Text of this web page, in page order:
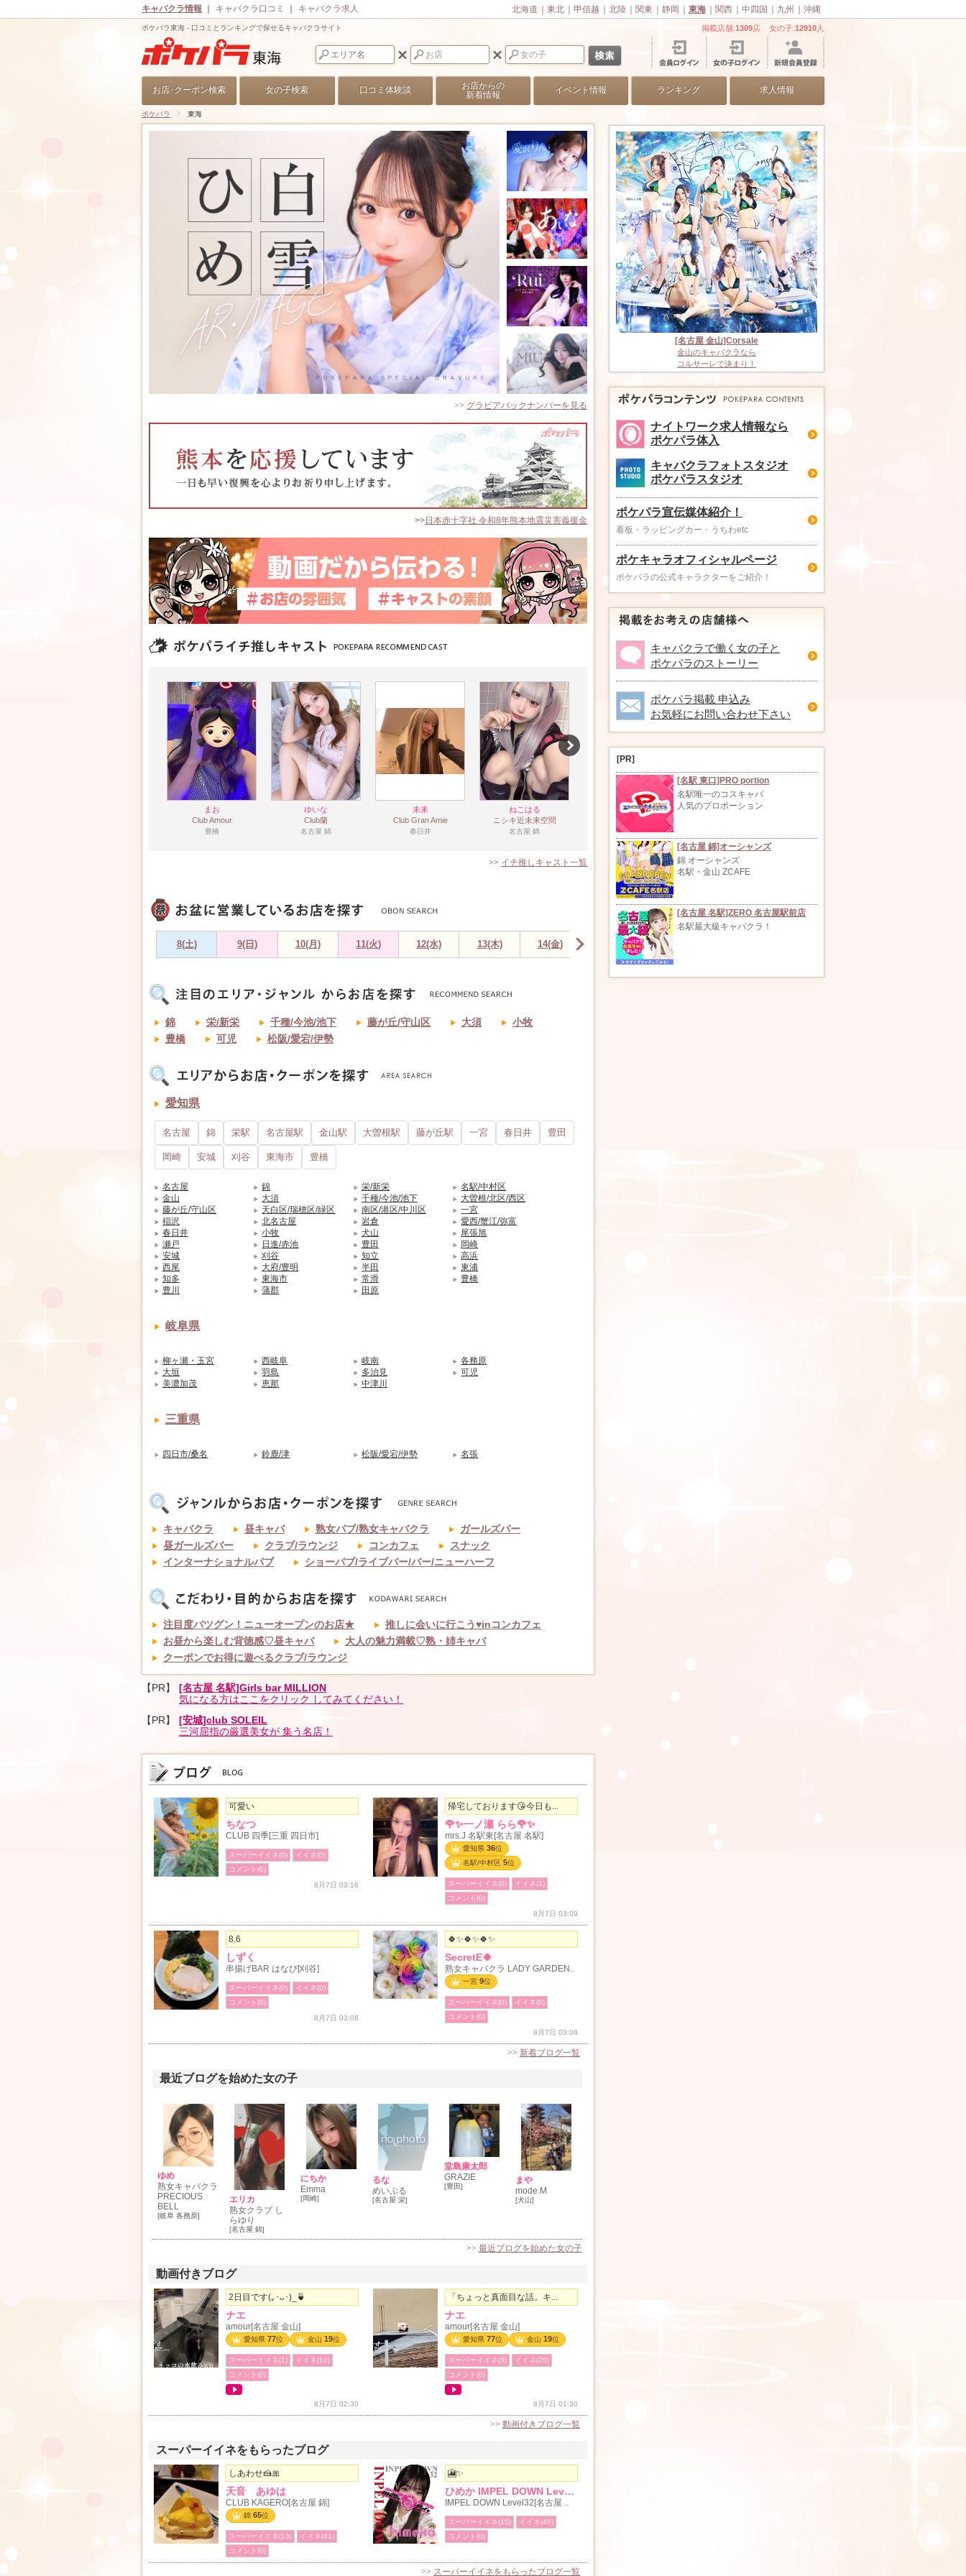
キャバクラ情報 キャバクラ口コミ キャバクラ求人 北海道 東北 甲信越 北陸 関東 静岡 東海 関西 中四国 九州 沖縄
ポケパラ東海 - 口コミとランキングで探せるキャバクラサイト 掲載店舗:1309店 女の子:12910 人
お店･クーポン検索 女の子検索 口コミ体験談
お店からの
新着情報
イベント情報 ランキング 求人情報
ポケパラ 東海
>> グラビアバックナンバーを見る
>>日本赤十字社 令和8年熊本地震災害義援金
まお
Club Amour
豊橋
ゆいな
Club蘭
名古屋 錦
未来
Club Gran Amie
春日井
ねこはる
ニシキ近未来空間
名古屋 錦
ゆう
ELENA HOUSE 松阪
三重 松阪
綾華
>> イチ推しキャスト一覧
8(土) 9(日) 10(月) 11(火) 12(水) 13(木) 14(金) 15(土) 16(日)
錦 栄/新栄 千種/今池/池下 藤が丘/守山区 大須
小牧
豊橋
可児 松阪/愛宕/伊勢
愛知県
名古屋 錦 栄駅 名古屋駅 金山駅 大曽根駅 藤が丘駅 一宮 春日井 豊田
岡崎 安城 刈谷 東海市 豊橋
名古屋 錦 栄/新栄
名駅/中村区
金山
大須 千種/今池/池下
大曽根/北区/西区
藤が丘/守山区
天白区/瑞穂区/緑区 南区/港区/中川区
一宮
稲沢
北名古屋 岩倉
愛西/蟹江/弥富
春日井
小牧 犬山
尾張旭
瀬戸
日進/赤池 豊田
岡崎
安城
刈谷 知立
高浜
西尾
大府/豊明 半田
東浦
知多
東海市 常滑
豊橋
豊川
蒲郡 田原
岐阜県
柳ヶ瀬・玉宮 西岐阜 岐南
各務原
大垣
羽島 多治見
可児
美濃加茂
恵那 中津川
三重県
四日市/桑名 鈴鹿/津 松阪/愛宕/伊勢 名張
キャバクラ 昼キャバ 熟女パブ/熟女キャバクラ
ガールズバー
昼ガールズバー
クラブ/ラウンジ コンカフェ
スナック
インターナショナルパブ
ショーパブ/ライブバー/バー/ニューハーフ
注目度バツグン！ニューオープンのお店★
推しに会いに行こう♥inコンカフェ
お昼から楽しむ背徳感♡昼キャバ
大人の魅力満載♡熟・姉キャバ
クーポンでお得に遊べるクラブ/ラウンジ
【PR】
[名古屋 名駅]Girls bar MILLION
気になる方はここをクリック してみてください！
【PR】
[安城]club SOLEIL
三河屈指の厳選美女が 集う名店！
可愛い
ちなつ
CLUB 四季[三重 四日市]
スーパーイイネ(0)
イイネ(0)
コメント(0)
8月7日 03:16
帰宅しております😘今日も...
🌹✨一ノ瀬 らら🌹✨
mrs.J 名駅東[名古屋 名駅]
愛知県 36位
名駅/中村区 5位
スーパーイイネ(0)
イイネ(1)
コメント(0)
8月7日 03:09
8.6
しずく
串揚げBAR はなび[刈谷]
スーパーイイネ(0)
イイネ(0)
コメント(0)
8月7日 03:08
🍀✨🍀✨🍀✨
SecretE🍀
熟女キャバクラ LADY GARDEN..
一宮 9位
スーパーイイネ(0)
イイネ(0)
コメント(0)
8月7日 03:08
>> 新着ブログ一覧
最近ブログを始めた女の子
ゆめ
熟女キャバクラ
PRECIOUS
BELL
[岐阜 各務原]
エリカ
熟女クラブ し
らゆり
[名古屋 錦]
にちか
Emma
[岡崎]
るな
めいぷる
[名古屋 栄]
堂島康太郎
GRAZIE
[豊田]
まや
mode.M
[犬山]
>> 最近ブログを始めた女の子
動画付きブログ
2日目です(｡･ᴗ･)_🍵
ナエ
amour[名古屋 金山]
愛知県 77位 金山 19位
スーパーイイネ(1)
イイネ(10)
コメント(0)
8月7日 02:30
「ちょっと真面目な話。キ...
ナエ
amour[名古屋 金山]
愛知県 77位 金山 19位
スーパーイイネ(3)
イイネ(20)
コメント(0)
8月7日 01:30
>> 動画付きブログ一覧
スーパーイイネをもらったブログ
しあわせ🍰🎀
天音 あゆは
CLUB KAGERO[名古屋 錦]
錦 65位
スーパーイイネ(13)
イイネ(41)
コメント(0)
🎦✨
ひめか IMPEL DOWN Level32
IMPEL DOWN Level32[名古屋 ..
スーパーイイネ(15)
イイネ(45)
コメント(0)
>> スーパーイイネをもらったブログ一覧
[名古屋 金山]Corsale
金山のキャバクラなら
コルサーレで決まり！
ナイトワーク求人情報なら
ポケパラ体入
キャバクラフォトスタジオ
ポケパラスタジオ
ポケパラ宣伝媒体紹介！
看板・ラッピングカー・うちわetc
ポケキャラオフィシャルページ
ポケパラの公式キャラクターをご紹介！
キャバクラで働く女の子と
ポケパラのストーリー
ポケパラ掲載 申込み
お気軽にお問い合わせ下さい
[PR]
[名駅 東口]PRO portion
名駅唯一のコスキャバ
人気のプロポーション
[名古屋 錦]オーシャンズ
錦 オーシャンズ
名駅・金山 ZCAFE
[名古屋 名駅]ZERO 名古屋駅前店
名駅最大級キャバクラ！